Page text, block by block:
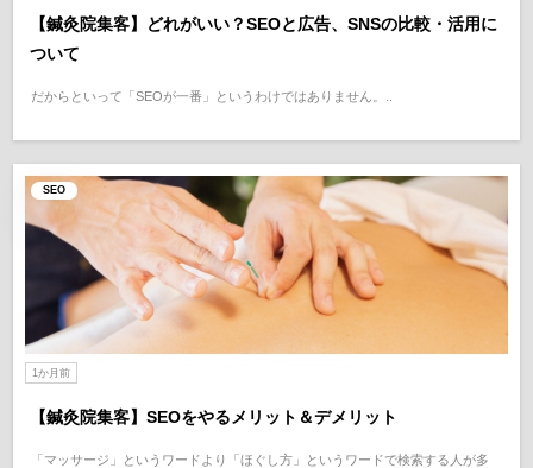
【鍼灸院集客】どれがいい？SEOと広告、SNSの比較・活用に
ついて
だからといって「SEOが一番」というわけではありません。..
SEO
1か月前
【鍼灸院集客】SEOをやるメリット＆デメリット
「マッサージ」というワードより「ほぐし方」というワードで検索する人が多